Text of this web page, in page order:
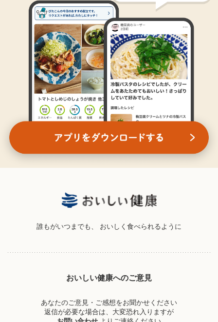
誰もがいつまでも、 おいしく食べられるように
おいしい健康へのご意見
あなたのご意見・ご感想をお聞かせください
返信が必要な場合は、大変恐れ入りますが